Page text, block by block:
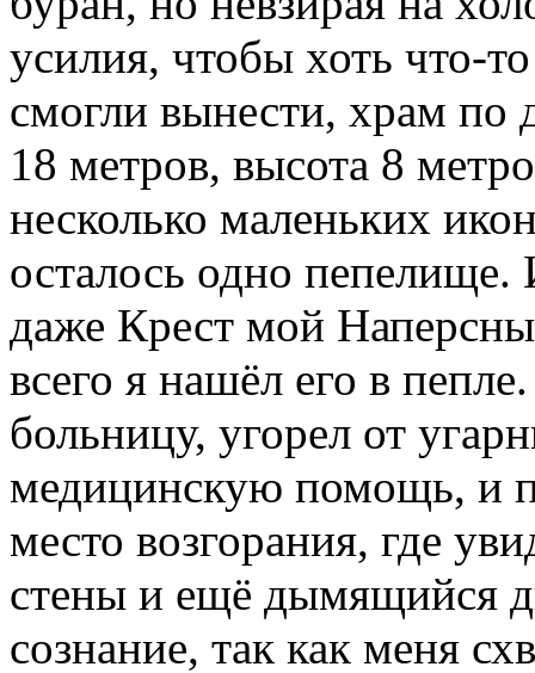
усилия, чтобы хоть что-
смогли вынести, храм по
18 метров, высота 8
несколько маленьких
осталось одно пепелище.
даже Крест мой
всего я нашёл его в
больницу, угорел от
медицинскую помощь, и
место возгорания, где
стены и ещё дымящийся
сознание, так как меня